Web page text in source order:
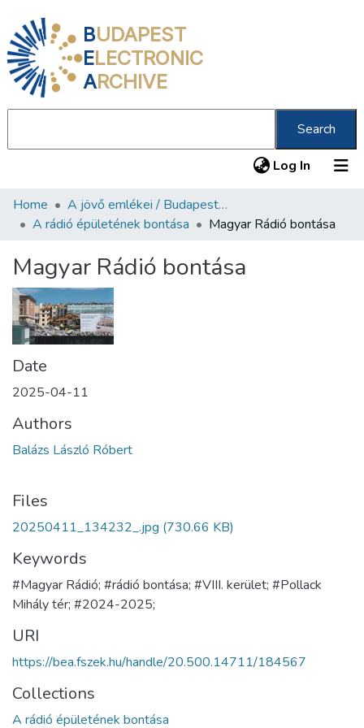
BUDAPEST
ELECTRONIC
ARCHIVE
Search
Log In (current)
Communities & Collections
Statistics
About us
Home
A jövő emlékei / Budapest ma
A rádió épületének bontása
Magyar Rádió bontása
Magyar Rádió bontása
Date
2025-04-11
Authors
Balázs László Róbert
Files
20250411_134232_.jpg (730.66 KB)
Keywords
#Magyar Rádió; #rádió bontása; #VIII. kerület; #Pollack
Mihály tér; #2024-2025;
URI
https://bea.fszek.hu/handle/20.500.14711/184567
Collections
A rádió épületének bontása